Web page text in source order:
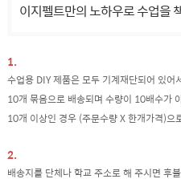
이지펠트만의 노하우로 수업을
1.
수업용 DIY 제품은 모두 기계재단되어 있어
10개 묶음으로 배송되며 수량이 10배수가
10개 이상인 경우 (주문수량 X 한개가격)으
2.
배송지를 단체나 학교 주소로 해 주시면 후